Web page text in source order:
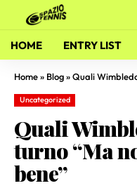
HOME ENTRY LIST
Home» Blog»Quali Wimbledon:
Uncategorized
Quali
turno “Ma
bene”